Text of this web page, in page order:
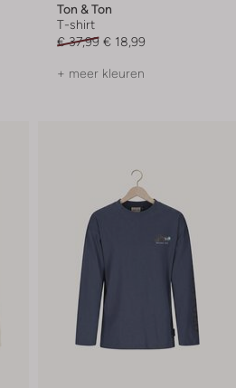
Ton & Ton
T-shirt
€ 37,99 € 18,99
+ meer kleuren